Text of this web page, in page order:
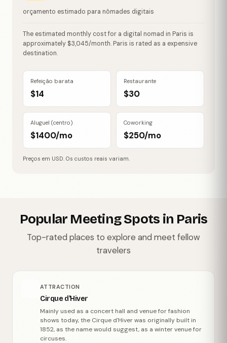
orçamento estimado para nômades digitais
The estimated monthly cost for a digital nomad in Paris is
approximately $3,045/month. Paris is rated as a expensive
destination.
Refeição barata
$14
Restaurante
$30
Aluguel (centro)
$1400/mo
Coworking
$250/mo
Preços em USD. Os custos reais variam.
Popular Meeting Spots in Paris
Top-rated places to explore and meet fellow
travelers
ATTRACTION
Cirque d'Hiver
Mainly used as a concert hall and venue for fashion
shows today, the Cirque d'Hiver was originally built in
1852, as the name would suggest, as a winter venue for
circuses.